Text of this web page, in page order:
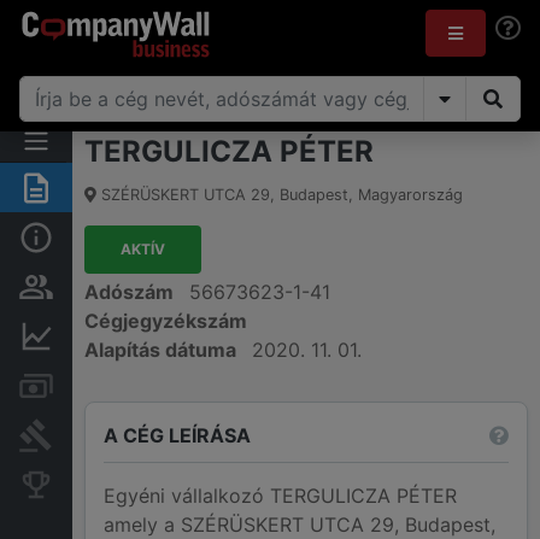
Összegzés
Alap információk
Személyek és tulajdonjog
Pénzügyi információk
Bírósági eljárások
Konkurens cégek
TERGULICZA PÉTER
SZÉRÜSKERT UTCA 29, Budapest, Magyarország
AKTÍV
Adószám
56673623-1-41
Cégjegyzékszám
Alapítás dátuma
2020. 11. 01.
A CÉG LEÍRÁSA
Egyéni vállalkozó TERGULICZA PÉTER
amely a SZÉRÜSKERT UTCA 29, Budapest,